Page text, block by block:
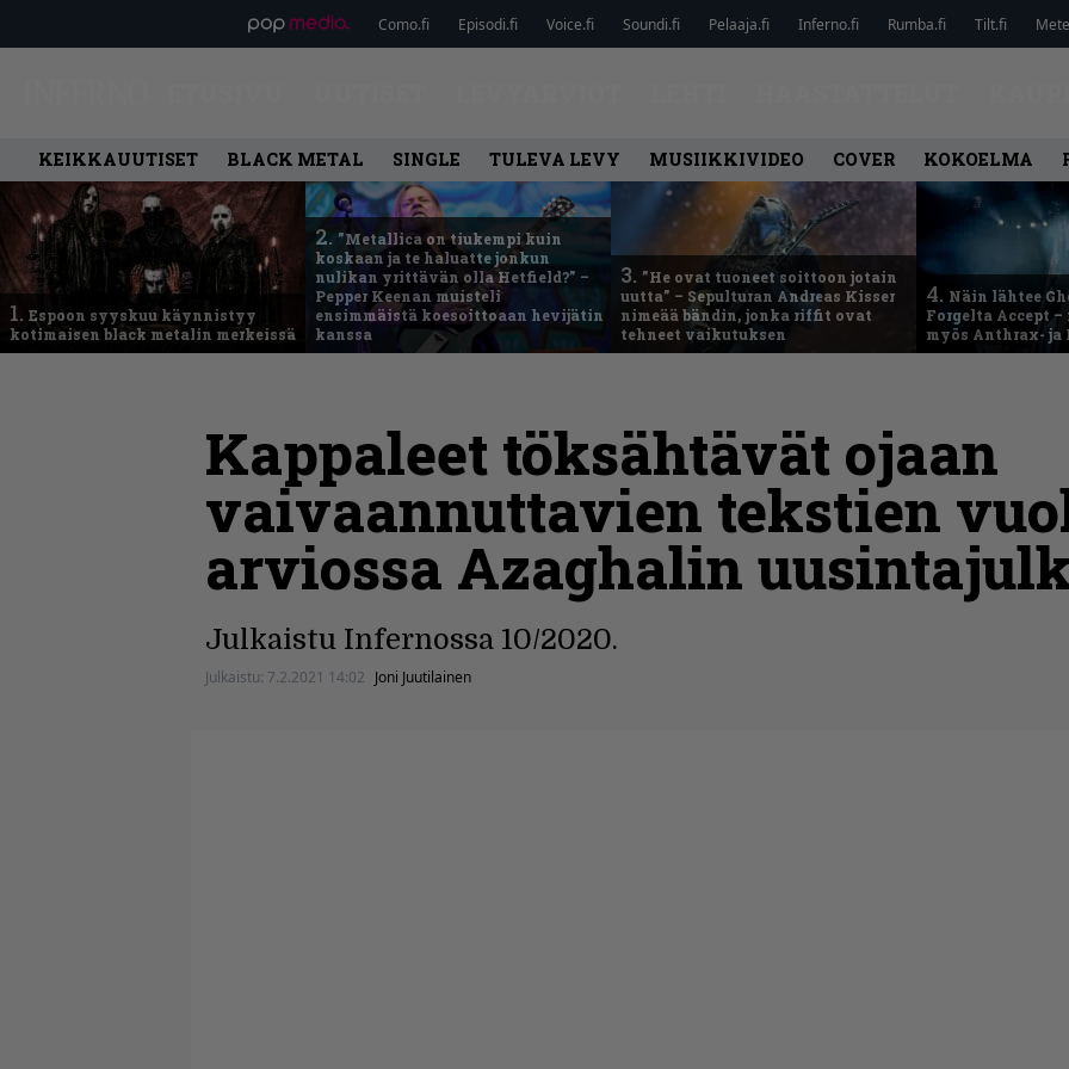
Como.fi Episodi.fi Voice.fi Soundi.fi Pelaaja.fi Inferno.fi Rumba.fi Tilt.fi
KEIKKAUUTISET BLACK METAL SINGLE TULEVA LEVY MUSIIKKIVIDEO COVER KOKOELMA
1. Espoon syyskuu käynnistyy
kotimaisen black metalin merkeissä
2. ”Metallica on tiukempi kuin
koskaan ja te haluatte jonkun
nulikan yrittävän olla Hetfield?” –
Pepper Keenan muisteli
ensimmäistä koesoittoaan hevijätin
kanssa
3. ”He ovat tuoneet soittoon jotain
uutta” – Sepulturan Andreas Kisser
nimeää bändin, jonka riffit ovat
tehneet vaikutuksen
4. Näin lähtee
Forgelta Accept –
myös Anthrax-
Kappaleet töksähtävät ojaan
vaivaannuttavien tekstien
arviossa Azaghalin
Julkaistu Infernossa 10/2020.
Julkaistu: 7.2.2021 14:02 Joni Juutilainen